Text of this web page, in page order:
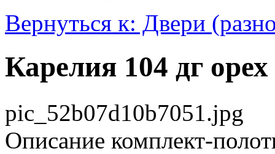
Вернуться к: Двери
Карелия 104 дг орех
pic_52b07d10b7051.jpg
Описание комплект-